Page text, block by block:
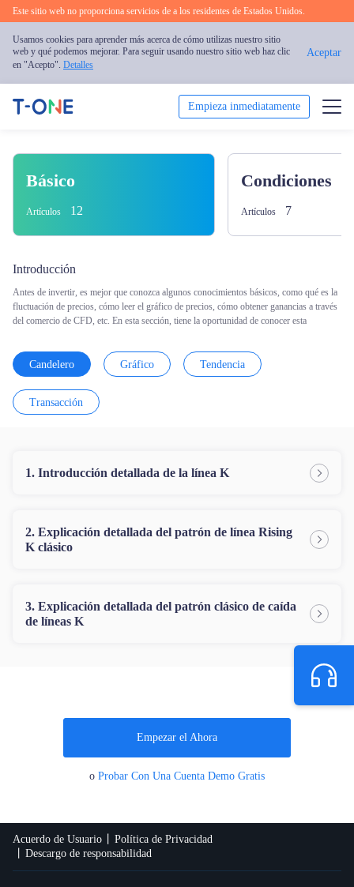
Este sitio web no proporciona servicios de a los residentes de Estados Unidos.
Usamos cookies para aprender más acerca de cómo utilizas nuestro sitio
web y qué podemos mejorar. Para seguir usando nuestro sitio web haz clic
en "Acepto". Detalles
Aceptar
Empieza inmediatamente
Plataforma
Formación
Promoción
Sobre Nosotros
Español
Básico
Artículos 12
Condiciones
Artículos 7
Introducción
Antes de invertir, es mejor que conozca algunos conocimientos básicos, como qué es la
fluctuación de precios, cómo leer el gráfico de precios, cómo obtener ganancias a través
del comercio de CFD, etc. En esta sección, tiene la oportunidad de conocer esta
Candelero Gráfico Tendencia
Transacción
1. Introducción detallada de la línea K
2. Explicación detallada del patrón de línea Rising
K clásico
3. Explicación detallada del patrón clásico de caída
de líneas K
Empezar el Ahora
o Probar Con Una Cuenta Demo Gratis
Acuerdo de Usuario
Política de Privacidad
Descargo de responsabilidad